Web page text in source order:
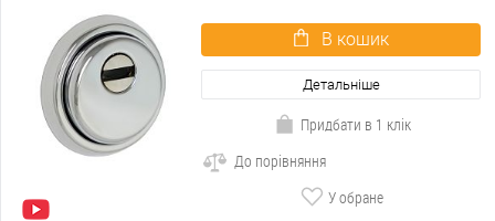
В кошик
Детальніше
Придбати в 1 клік
До порівняння
У обране